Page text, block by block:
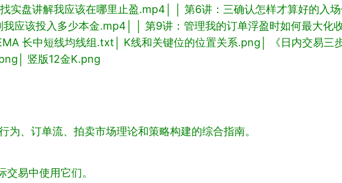
找实盘讲解我应该在哪里止盈.mp4 │ │ 第6讲：三确认怎样才算好的入
我应该投入多少本金.mp4 │ │ 第9讲：管理我的订单浮盈时如何最大化
长中短线均线组.txt │ K线和关键位的位置关系.png │ 《日内交易三
│ 竖版12金K.png
、订单流、拍卖市场理论和策略构建的综合指南。
易中使用它们。